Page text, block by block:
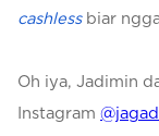
cashless biar
Oh iya, Jadimin
Instagram